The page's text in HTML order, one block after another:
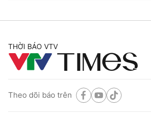
THỜI BÁO VTV
Theo dõi báo trên